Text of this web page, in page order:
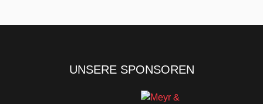
UNSERE SPONSOREN